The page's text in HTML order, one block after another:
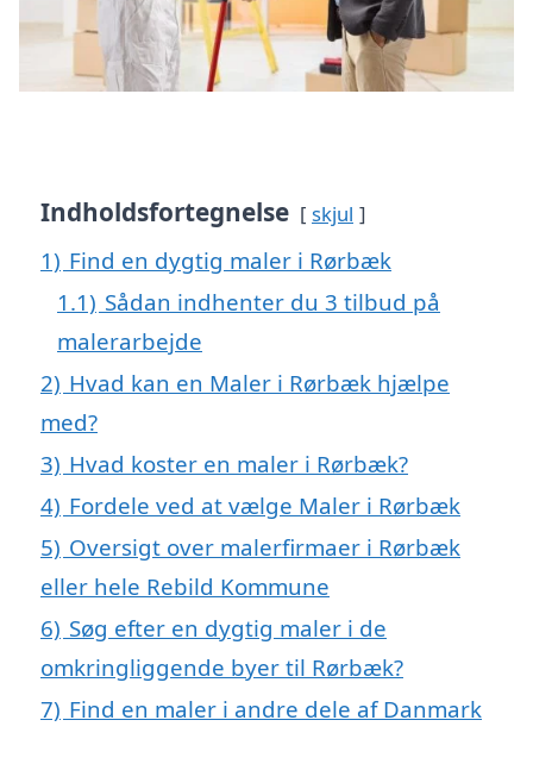
Indholdsfortegnelse skjul
1) Find en dygtig maler i Rørbæk
1.1) Sådan indhenter du 3 tilbud på
malerarbejde
2) Hvad kan en Maler i Rørbæk hjælpe
med?
3) Hvad koster en maler i Rørbæk?
4) Fordele ved at vælge Maler i Rørbæk
5) Oversigt over malerfirmaer i Rørbæk
eller hele Rebild Kommune
6) Søg efter en dygtig maler i de
omkringliggende byer til Rørbæk?
7) Find en maler i andre dele af Danmark